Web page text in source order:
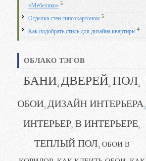
«Мебелико» 5
Отделка стен гипсокартоном 5
Как подобрать стиль для дизайна квартиры 4
ОБЛАКО ТЭГОВ
БАНИ4 ДВЕРЕЙ4 ПОЛ4
ОБОИ3 ДИЗАЙН ИНТЕРЬЕРА3
ИНТЕРЬЕР3 В ИНТЕРЬЕРЕ3
ТЕПЛЫЙ ПОЛ3 ОБОИ В